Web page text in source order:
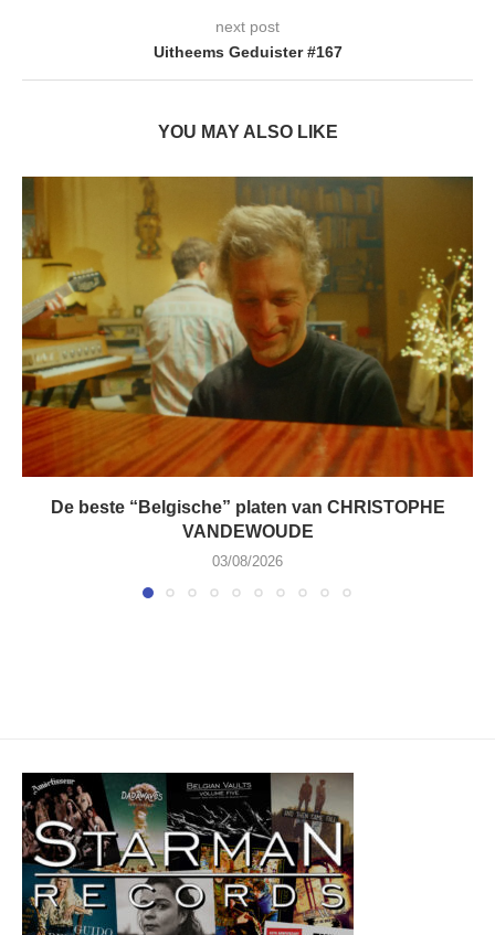
next post
Uitheems Geduister #167
YOU MAY ALSO LIKE
De beste “Belgische” platen van CHRISTOPHE
VANDEWOUDE
03/08/2026